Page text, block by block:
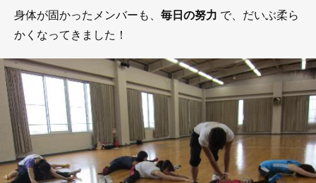
身体が固かったメンバーも、 毎日の努力 で、だいぶ柔ら
かくなってきました！